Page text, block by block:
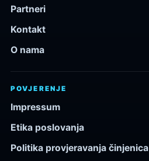
Partneri
Kontakt
O nama
POVJERENJE
Impressum
Etika poslovanja
Politika provjeravanja činjenica